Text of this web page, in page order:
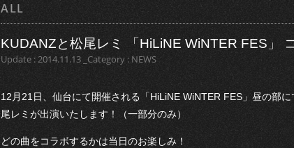
ALL
KUDANZと松尾レミ 「HiLiNE WiNTER FES」
Update : 2014.11.13 _Category : NEWS
12月21日、仙台にて開催される「HiLiNE WiNTER FES」昼の部
尾レミが出演いたします！（一部分のみ）
どの曲をコラボするかは当日のお楽しみ！